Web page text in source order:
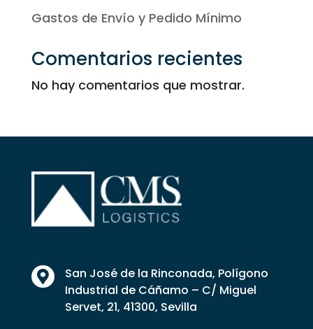
Gastos de Envío y Pedido Mínimo
Comentarios recientes
No hay comentarios que mostrar.

San José de la Rinconada, Polígono
Industrial de Cáñamo – C/ Miguel
Servet, 21, 41300, Sevilla